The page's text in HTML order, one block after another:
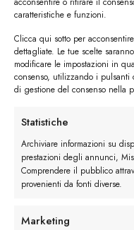
caratteristiche e funzioni.
Clicca qui sotto per
dettagliate. Le tue scelte
modificare le impostazioni in
consenso, utilizzando i pulsanti
di gestione del consenso nella
Statistiche
Archiviare informazioni su
prestazioni degli annunci,
Comprendere il pubblico
provenienti da fonti diverse.
Marketing
#image_title
#image_title
I trackback sono chiusi, ma
←Precedente
Lascia un